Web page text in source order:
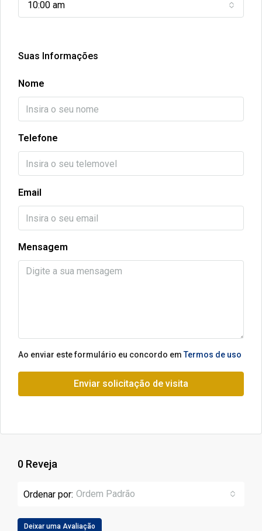
10:00 am
Suas Informações
Nome
Telefone
Email
Mensagem
Ao enviar este formulário eu concordo emTermos de uso
Enviar solicitação de visita
0 Reveja
Ordenar por: Ordem Padrão
Deixar uma Avaliação